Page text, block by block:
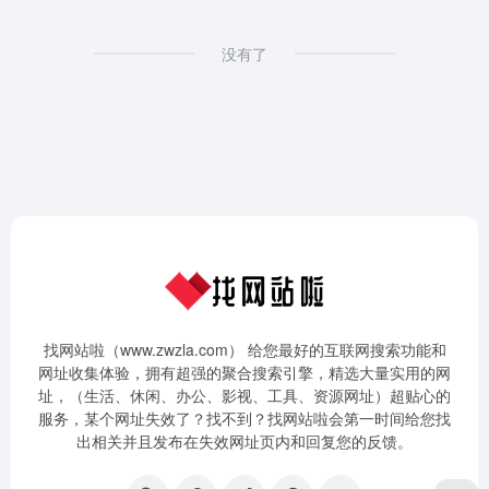
没有了
找网站啦（www.zwzla.com） 给您最好的互联网搜索功能和
网址收集体验，拥有超强的聚合搜索引擎，精选大量实用的网
址，（生活、休闲、办公、影视、工具、资源网址）超贴心的
服务，某个网址失效了？找不到？找网站啦会第一时间给您找
出相关并且发布在失效网址页内和回复您的反馈。